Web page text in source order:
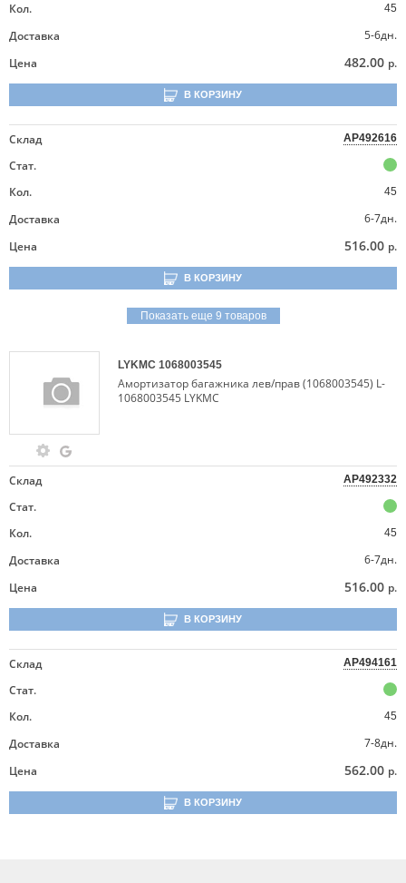
Кол.
45
Доставка
5-6дн.
Цена
482.00 р.
В КОРЗИНУ
Склад AP492616
Стат.
Кол.
45
Доставка
6-7дн.
Цена
516.00 р.
В КОРЗИНУ
Показать еще 9 товаров
LYKMC 1068003545
Амортизатор багажника лев/прав (1068003545) L-
1068003545 LYKMC
Склад AP492332
Стат.
Кол.
45
Доставка
6-7дн.
Цена
516.00 р.
В КОРЗИНУ
Склад AP494161
Стат.
Кол.
45
Доставка
7-8дн.
Цена
562.00 р.
В КОРЗИНУ